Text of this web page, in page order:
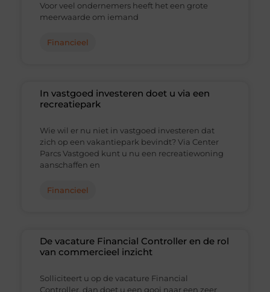
Voor veel ondernemers heeft het een grote
meerwaarde om iemand
Financieel
In vastgoed investeren doet u via een
recreatiepark
Wie wil er nu niet in vastgoed investeren dat
zich op een vakantiepark bevindt? Via Center
Parcs Vastgoed kunt u nu een recreatiewoning
aanschaffen en
Financieel
De vacature Financial Controller en de rol
van commercieel inzicht
Solliciteert u op de vacature Financial
Controller, dan doet u een gooi naar een zeer